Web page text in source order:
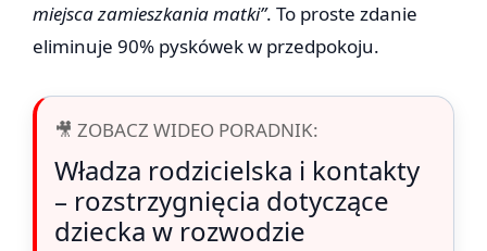
miejsca zamieszkania matki”. To proste zdanie
eliminuje 90% pyskówek w przedpokoju.
🎥 ZOBACZ WIDEO PORADNIK:
Władza rodzicielska i kontakty
– rozstrzygnięcia dotyczące
dziecka w rozwodzie